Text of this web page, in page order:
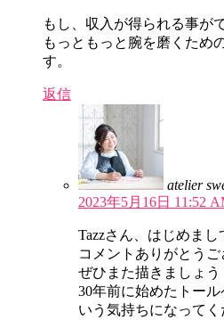
もし、収入が得られる事が
もっともっと腕を磨くため
す。
返信
atelier
2023年5月16日 11:52
Tazzさん、はじめまし
コメントありがとうご
ぜひまた描きましょ
30年前に始めたトー
いう気持ちになってく